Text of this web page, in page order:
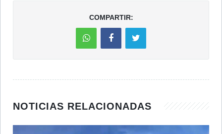
COMPARTIR:
NOTICIAS RELACIONADAS